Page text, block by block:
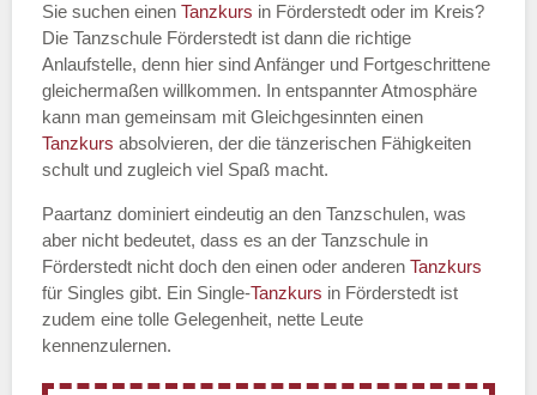
Sie suchen einen Tanzkurs in Förderstedt oder im Kreis?
Die Tanzschule Förderstedt ist dann die richtige
Anlaufstelle, denn hier sind Anfänger und Fortgeschrittene
gleichermaßen willkommen. In entspannter Atmosphäre
kann man gemeinsam mit Gleichgesinnten einen
Tanzkurs absolvieren, der die tänzerischen Fähigkeiten
schult und zugleich viel Spaß macht.
Paartanz dominiert eindeutig an den Tanzschulen, was
aber nicht bedeutet, dass es an der Tanzschule in
Förderstedt nicht doch den einen oder anderen Tanzkurs
für Singles gibt. Ein Single-Tanzkurs in Förderstedt ist
zudem eine tolle Gelegenheit, nette Leute
kennenzulernen.